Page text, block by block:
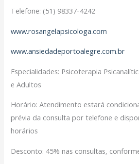
Links
Notícias
Agenda
Telefone: (51) 98337-4242
www.rosangelapsicologa.com
www.ansiedadeportoalegre.com.br
Especialidades: Psicoterapia
e Adultos
Horário: Atendimento estará
prévia da consulta por telefone e
horários
Desconto: 45% nas consultas,